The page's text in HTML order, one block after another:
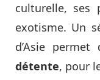
culturelle, ses
exotisme. Un
d’Asie permet
détente, pour